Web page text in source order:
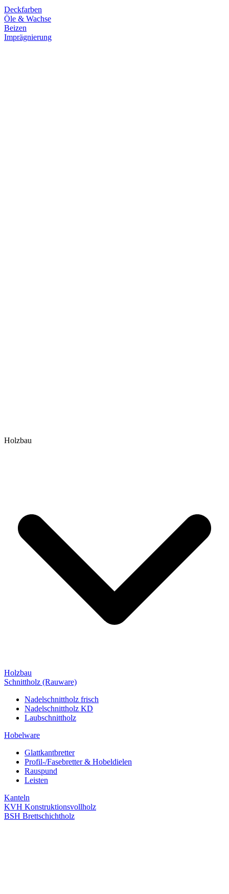
Deckfarben
Öle & Wachse
Beizen
Imprägnierung
Holzbau
Holzbau
Schnittholz (Rauware)
Nadelschnittholz frisch
Nadelschnittholz KD
Laubschnittholz
Hobelware
Glattkantbretter
Profil-/Fasebretter & Hobeldielen
Rauspund
Leisten
Kanteln
KVH Konstruktionsvollholz
BSH Brettschichtholz